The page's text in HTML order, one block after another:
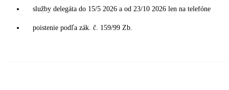
služby delegáta do 15/5 2026 a od 23/10 2026 len na telefóne
poistenie podľa zák. č. 159/99 Zb.